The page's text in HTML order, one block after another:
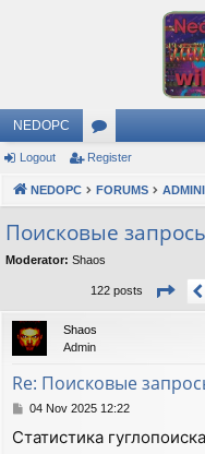
NEDOPC
or
u
s
Logout Register
NEDOPC FORUMS
Поисковые
Moderator: Shaos
122 posts Page
Shaos
Admin
Re: Поисковые
P
s
04 Nov 2025 12:22
Статистика